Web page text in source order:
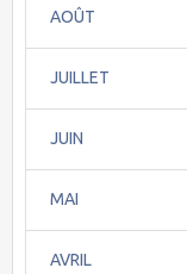
AOÛT
JUILLET
JUIN
MAI
AVRIL